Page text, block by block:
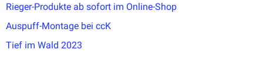
Rieger-Produkte ab sofort im Online-Shop
Auspuff-Montage bei ccK
Tief im Wald 2023